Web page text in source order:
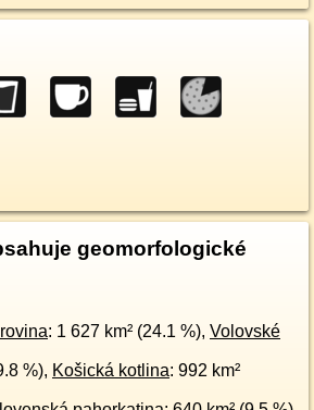
geomorfologické
: 1 627 km² (24.1 %), Volovské
%), Košická kotlina: 992 km²